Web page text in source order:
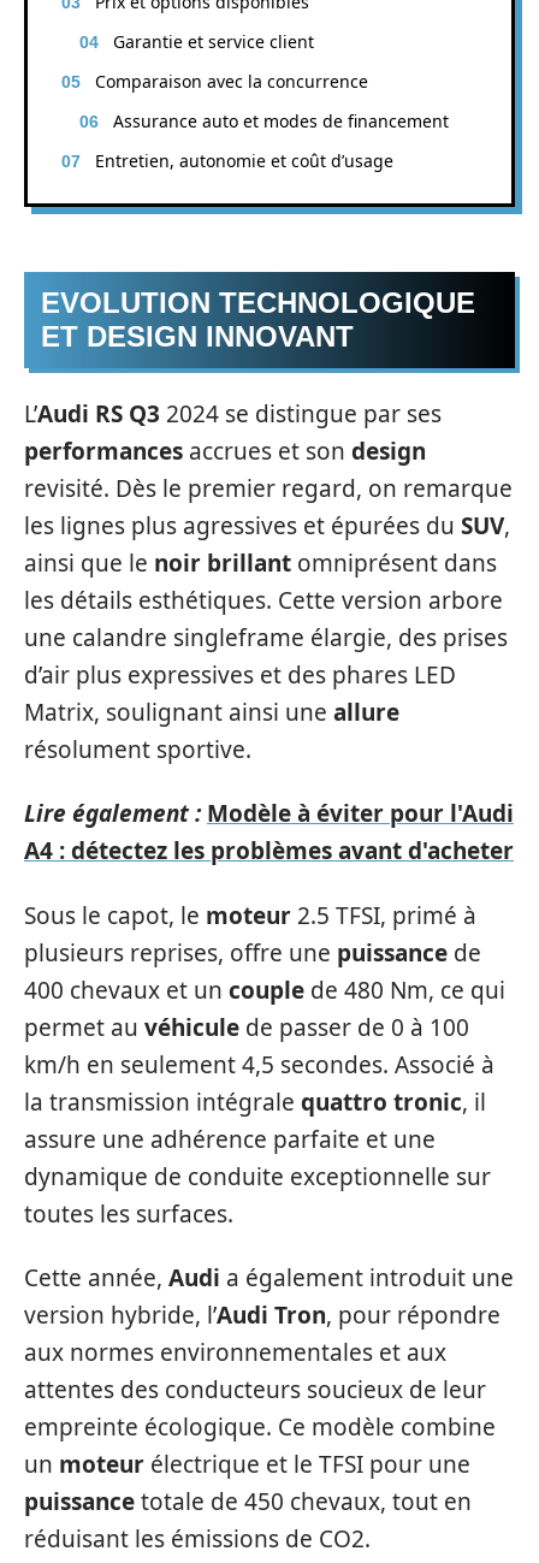
Garantie et service client
Comparaison avec la concurrence
Assurance auto et modes de financement
Entretien, autonomie et coût d’usage
EVOLUTION TECHNOLOGIQUE
ET DESIGN INNOVANT
L’Audi RS Q3 2024 se distingue par ses
performances accrues et son design
revisité. Dès le premier regard, on remarque
les lignes plus agressives et épurées du SUV,
ainsi que le noir brillant omniprésent dans
les détails esthétiques. Cette version arbore
une calandre singleframe élargie, des prises
d’air plus expressives et des phares LED
Matrix, soulignant ainsi une allure
résolument sportive.
Lire également : Modèle à éviter pour l'Audi
A4 : détectez les problèmes avant d'acheter
Sous le capot, le moteur 2.5 TFSI, primé à
plusieurs reprises, offre une puissance de
400 chevaux et un couple de 480 Nm, ce qui
permet au véhicule de passer de 0 à 100
km/h en seulement 4,5 secondes. Associé à
la transmission intégrale quattro tronic, il
assure une adhérence parfaite et une
dynamique de conduite exceptionnelle sur
toutes les surfaces.
Cette année, Audi a également introduit une
version hybride, l’Audi Tron, pour répondre
aux normes environnementales et aux
attentes des conducteurs soucieux de leur
empreinte écologique. Ce modèle combine
un moteur électrique et le TFSI pour une
puissancetotale de 450 chevaux, tout en
réduisant les émissions de CO2.